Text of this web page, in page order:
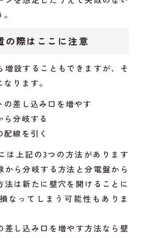
の際はここに注意
増設することもできますが、そ
ります。
の差し込み口を増やす
ら分岐する
配線を引く
は上記の3つの方法があります
から分岐する方法と分電盤から
法は新たに壁穴を開けることに
なってしまう可能性もありま
差し込み口を増やす方法なら壁